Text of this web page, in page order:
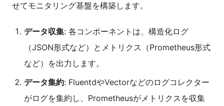
せてモニタリング基盤を構築します。
データ収集: 各コンポーネントは、構造化ログ
（JSON形式など）とメトリクス（Prometheus形式
など）を出力します。
データ集約: FluentdやVectorなどのログコレクター
がログを集約し、Prometheusがメトリクスを収集